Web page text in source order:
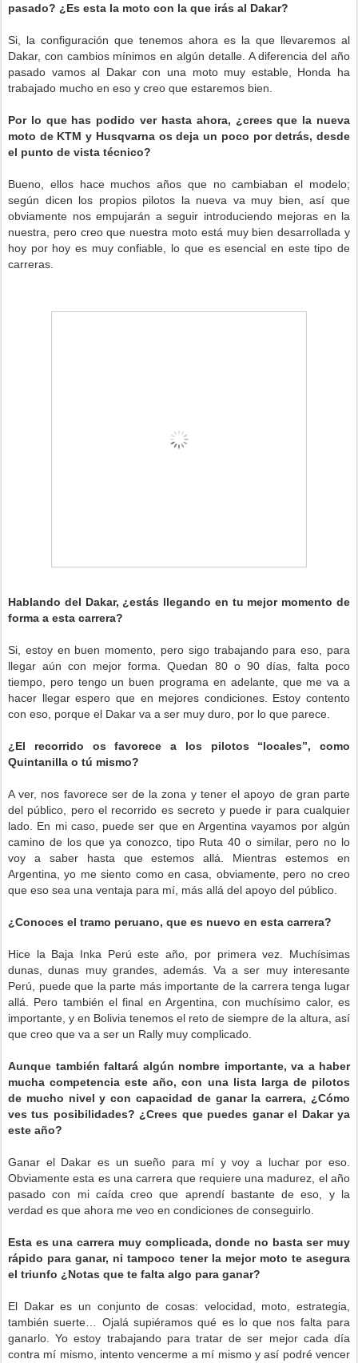
pasado? ¿Es esta la moto con la que irás al Dakar?
Si, la configuración que tenemos ahora es la que llevaremos al
Dakar, con cambios mínimos en algún detalle. A diferencia del año
pasado vamos al Dakar con una moto muy estable, Honda ha
trabajado mucho en eso y creo que estaremos bien.
Por lo que has podido ver hasta ahora, ¿crees que la nueva
moto de KTM y Husqvarna os deja un poco por detrás, desde
el punto de vista técnico?
Bueno, ellos hace muchos años que no cambiaban el modelo;
según dicen los propios pilotos la nueva va muy bien, así que
obviamente nos empujarán a seguir introduciendo mejoras en la
nuestra, pero creo que nuestra moto está muy bien desarrollada y
hoy por hoy es muy confiable, lo que es esencial en este tipo de
carreras.
Hablando del Dakar, ¿estás llegando en tu mejor momento de
forma a esta carrera?
Si, estoy en buen momento, pero sigo trabajando para eso, para
llegar aún con mejor forma. Quedan 80 o 90 días, falta poco
tiempo, pero tengo un buen programa en adelante, que me va a
hacer llegar espero que en mejores condiciones. Estoy contento
con eso, porque el Dakar va a ser muy duro, por lo que parece.
¿El recorrido os favorece a los pilotos “locales”, como
Quintanilla o tú mismo?
A ver, nos favorece ser de la zona y tener el apoyo de gran parte
del público, pero el recorrido es secreto y puede ir para cualquier
lado. En mi caso, puede ser que en Argentina vayamos por algún
camino de los que ya conozco, tipo Ruta 40 o similar, pero no lo
voy a saber hasta que estemos allá. Mientras estemos en
Argentina, yo me siento como en casa, obviamente, pero no creo
que eso sea una ventaja para mí, más allá del apoyo del público.
¿Conoces el tramo peruano, que es nuevo en esta carrera?
Hice la Baja Inka Perú este año, por primera vez. Muchísimas
dunas, dunas muy grandes, además. Va a ser muy interesante
Perú, puede que la parte más importante de la carrera tenga lugar
allá. Pero también el final en Argentina, con muchísimo calor, es
importante, y en Bolivia tenemos el reto de siempre de la altura, así
que creo que va a ser un Rally muy complicado.
Aunque también faltará algún nombre importante, va a haber
mucha competencia este año, con una lista larga de pilotos
de mucho nivel y con capacidad de ganar la carrera, ¿Cómo
ves tus posibilidades? ¿Crees que puedes ganar el Dakar ya
este año?
Ganar el Dakar es un sueño para mí y voy a luchar por eso.
Obviamente esta es una carrera que requiere una madurez, el año
pasado con mi caída creo que aprendí bastante de eso, y la
verdad es que ahora me veo en condiciones de conseguirlo.
Esta es una carrera muy complicada, donde no basta ser muy
rápido para ganar, ni tampoco tener la mejor moto te asegura
el triunfo ¿Notas que te falta algo para ganar?
El Dakar es un conjunto de cosas: velocidad, moto, estrategia,
también suerte… Ojalá supiéramos qué es lo que nos falta para
ganarlo. Yo estoy trabajando para tratar de ser mejor cada día
contra mí mismo, intento vencerme a mí mismo y así podré vencer